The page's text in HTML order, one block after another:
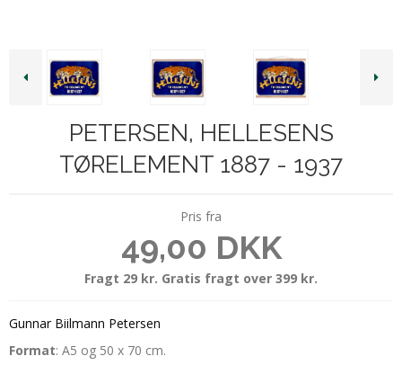
PETERSEN, HELLESENS
TØRELEMENT 1887 - 1937
Pris fra
49,00 DKK
Fragt 29 kr. Gratis fragt over 399 kr.
Gunnar Biilmann Petersen
Format: A5 og 50 x 70 cm.